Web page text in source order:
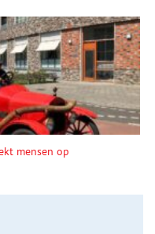
mensen op